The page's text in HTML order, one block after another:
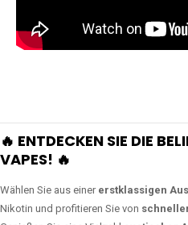
🔥 ENTDECKEN SIE DIE
VAPES! 🔥
Wählen Sie aus einer erstklassigen
Nikotin und profitieren Sie von